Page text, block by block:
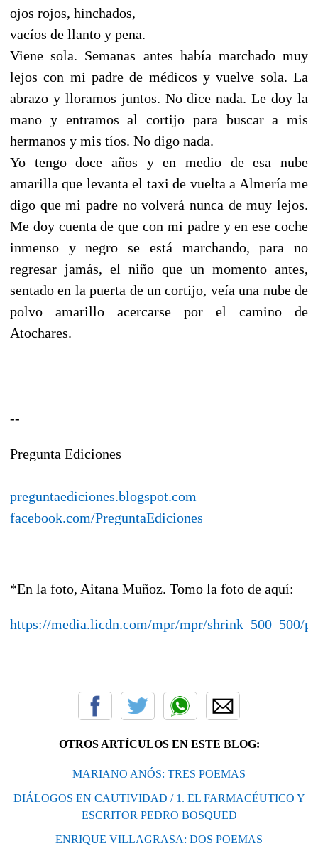
ojos rojos, hinchados,
vacíos de llanto y pena.
Viene sola. Semanas antes había marchado muy
lejos con mi padre de médicos y vuelve sola. La
abrazo y lloramos juntos. No dice nada. Le doy la
mano y entramos al cortijo para buscar a mis
hermanos y mis tíos. No digo nada.
Yo tengo doce años y en medio de esa nube
amarilla que levanta el taxi de vuelta a Almería me
digo que mi padre no volverá nunca de muy lejos.
Me doy cuenta de que con mi padre y en ese coche
inmenso y negro se está marchando, para no
regresar jamás, el niño que un momento antes,
sentado en la puerta de un cortijo, veía una nube de
polvo amarillo acercarse por el camino de
Atochares.
--
Pregunta Ediciones
preguntaediciones.blogspot.com
facebook.com/PreguntaEdiciones
*En la foto, Aitana Muñoz. Tomo la foto de aquí:
https://media.licdn.com/mpr/mpr/shrink_500_500/p/
OTROS ARTÍCULOS EN ESTE BLOG:
MARIANO ANÓS: TRES POEMAS
DIÁLOGOS EN CAUTIVIDAD / 1. EL FARMACÉUTICO Y
ESCRITOR PEDRO BOSQUED
ENRIQUE VILLAGRASA: DOS POEMAS